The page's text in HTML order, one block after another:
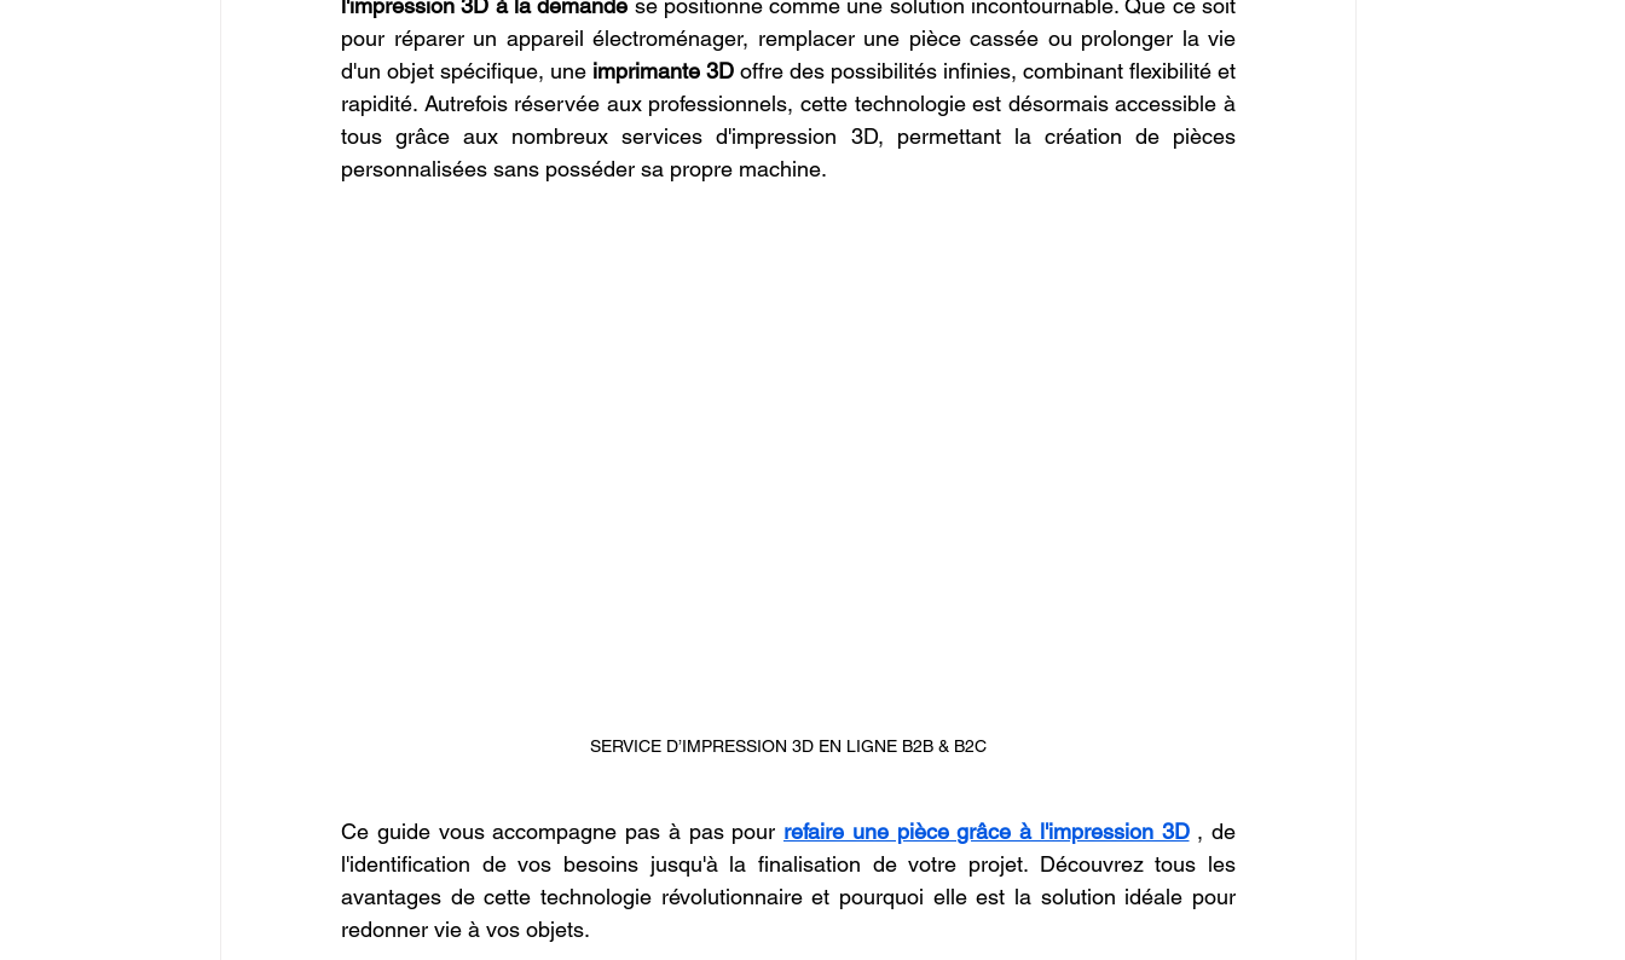
Commerce en Franchise concession LV3D Franchise LV3D Formation 3D QUALIOPI
CREALITY SPARKX i7 Color Combo Bambu Lab X2D SNAPMAKER U1
l'impression 3D à la demande se positionne comme une solution incontournable. Que ce soit
pour réparer un appareil électroménager, remplacer une pièce cassée ou prolonger la vie
d'un objet spécifique, une imprimante 3D offre des possibilités infinies, combinant flexibilité et
rapidité. Autrefois réservée aux professionnels, cette technologie est désormais accessible à
tous grâce aux nombreux services d'impression 3D, permettant la création de pièces
personnalisées sans posséder sa propre machine.
SERVICE D’IMPRESSION 3D EN LIGNE B2B & B2C
Ce guide vous accompagne pas à pas pour refaire une pièce grâce à l'impression 3D , de
l'identification de vos besoins jusqu'à la finalisation de votre projet. Découvrez tous les
avantages de cette technologie révolutionnaire et pourquoi elle est la solution idéale pour
redonner vie à vos objets.